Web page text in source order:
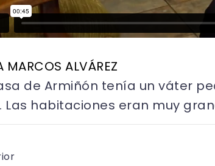
MARCOS ALVÁREZ
de Armiñón tenía un váter
Las habitaciones eran muy